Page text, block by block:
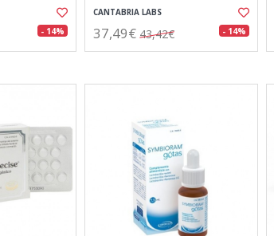
- 14%
CANTABRIA LABS
37,49€ 43,42€ - 14%